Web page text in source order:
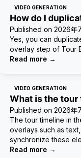
VIDEO GENERATION
How do I
Published on 2026年
Yes, you can
overlay step of Tour
Read more →
VIDEO GENERATION
What is the
Published on 2026年
The tour timeline in
overlays such as
synchronize these
Read more →